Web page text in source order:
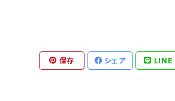
保存 シェア LINE